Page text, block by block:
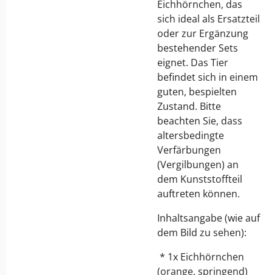
Eichhörnchen, das
sich ideal als Ersatzteil
oder zur Ergänzung
bestehender Sets
eignet. Das Tier
befindet sich in einem
guten, bespielten
Zustand. Bitte
beachten Sie, dass
altersbedingte
Verfärbungen
(Vergilbungen) an
dem Kunststoffteil
auftreten können.
Inhaltsangabe (wie auf
dem Bild zu sehen):
* 1x Eichhörnchen
(orange, springend)